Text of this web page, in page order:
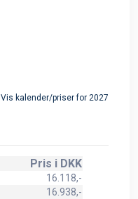
Vis kalender/priser for 2027
Pris i DKK
16.118,-
16.938,-